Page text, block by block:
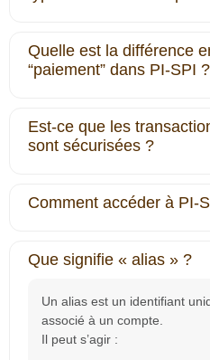
Quelle est la différence
“paiement” dans PI-SPI ?
Est-ce que les
sont sécurisées ?
Comment accéder à
Que signifie « alias » ?
Un alias est un identifiant
associé à un compte.
Il peut s’agir :